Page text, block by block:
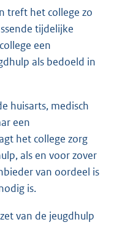
treft het college zo
tijdelijke
een
als bedoeld in
huisarts, medisch
een
het college zorg
als en voor zover
van oordeel is
is.
van de jeugdhulp